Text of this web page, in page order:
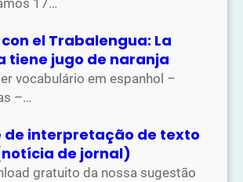
17…
el Trabalengua: La
tiene jugo de naranja
vocabulário em espanhol –
–…
de interpretação de texto
de jornal)
gratuito da nossa sugestão